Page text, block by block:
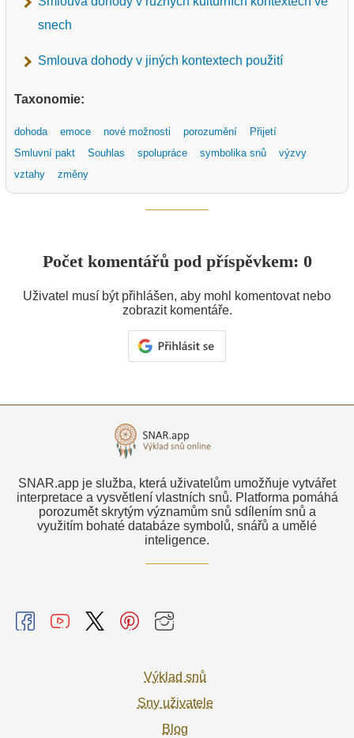
snech
Smlouva dohody v jiných kontextech použití
Taxonomie:
dohoda emoce nové možnosti porozumění
Přijetí
Smluvní pakt
Souhlas spolupráce symbolika snů
výzvy
vztahy
změny
Počet komentářů pod příspěvkem: 0
Uživatel musí být přihlášen, aby mohl komentovat nebo
zobrazit komentáře.
SNAR.app je služba, která uživatelům umožňuje vytvářet
interpretace a vysvětlení vlastních snů. Platforma pomáhá
porozumět skrytým významům snů sdílením snů a
využitím bohaté databáze symbolů, snářů a umělé
inteligence.
Výklad snů
Sny uživatele
Blog